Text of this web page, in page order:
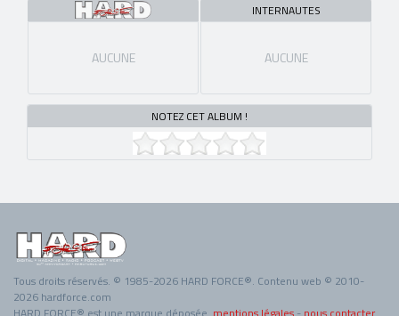
AUCUNE
INTERNAUTES
AUCUNE
NOTEZ CET ALBUM !
Tous droits réservés. © 1985-2026 HARD FORCE®. Contenu web © 2010-
2026 hardforce.com